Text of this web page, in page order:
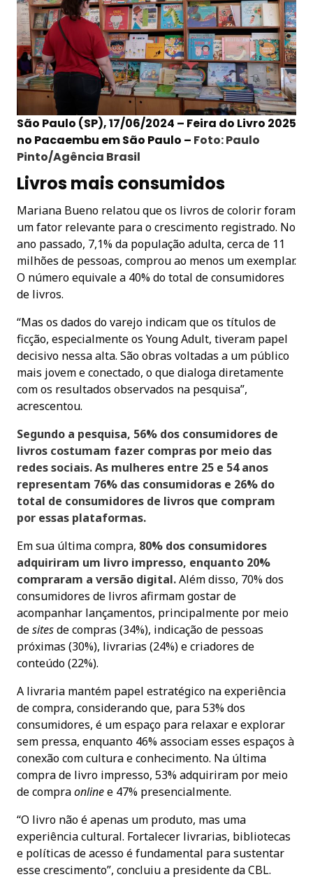
São Paulo (SP), 17/06/2024 – Feira do Livro 2025
no Pacaembu em São Paulo – Foto: Paulo
Pinto/Agência Brasil
Livros mais consumidos
Mariana Bueno relatou que os livros de colorir foram
um fator relevante para o crescimento registrado. No
ano passado, 7,1% da população adulta, cerca de 11
milhões de pessoas, comprou ao menos um exemplar.
O número equivale a 40% do total de consumidores
de livros.
“Mas os dados do varejo indicam que os títulos de
ficção, especialmente os Young Adult, tiveram papel
decisivo nessa alta. São obras voltadas a um público
mais jovem e conectado, o que dialoga diretamente
com os resultados observados na pesquisa”,
acrescentou.
Segundo a pesquisa, 56% dos consumidores de
livros costumam fazer compras por meio das
redes sociais. As mulheres entre 25 e 54 anos
representam 76% das consumidoras e 26% do
total de consumidores de livros que compram
por essas plataformas.
Em sua última compra, 80% dos consumidores
adquiriram um livro impresso, enquanto 20%
compraram a versão digital.Além disso, 70% dos
consumidores de livros afirmam gostar de
acompanhar lançamentos, principalmente por meio
desitesde compras (34%), indicação de pessoas
próximas (30%), livrarias (24%) e criadores de
conteúdo (22%).
A livraria mantém papel estratégico na experiência
de compra, considerando que, para 53% dos
consumidores, é um espaço para relaxar e explorar
sem pressa, enquanto 46% associam esses espaços à
conexão com cultura e conhecimento. Na última
compra de livro impresso, 53% adquiriram por meio
de compraonlinee 47% presencialmente.
“O livro não é apenas um produto, mas uma
experiência cultural. Fortalecer livrarias, bibliotecas
e políticas de acesso é fundamental para sustentar
esse crescimento”, concluiu a presidente da CBL.